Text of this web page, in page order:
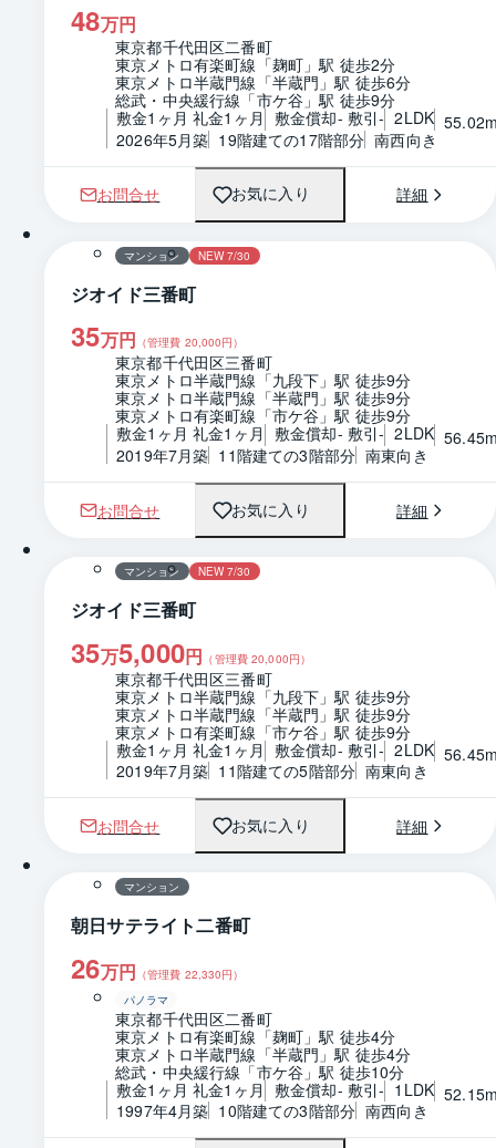
48万円
東京都千代田区二番町
東京メトロ有楽町線「麹町」駅 徒歩2分
東京メトロ半蔵門線「半蔵門」駅 徒歩6分
総武・中央緩行線「市ケ谷」駅 徒歩9分
敷金1ヶ月 礼金1ヶ月 敷金償却- 敷引- 2LDK
2026年5月築 19階建ての17階部分 南西向き
お問合せ お気に入り 詳細
1 / 0 間取り
マンション NEW 7/30
ジオイド三番町
35万円 （管理費 20,000円）
東京都千代田区三番町
東京メトロ半蔵門線「九段下」駅 徒歩9分
東京メトロ半蔵門線「半蔵門」駅 徒歩9分
東京メトロ有楽町線「市ケ谷」駅 徒歩9分
敷金1ヶ月 礼金1ヶ月 敷金償却- 敷引- 2LDK
2019年7月築 11階建ての3階部分 南東向き
お問合せ お気に入り 詳細
1 / 0 間取り
マンション NEW 7/30
ジオイド三番町
35万5,000円 （管理費20,000円）
東京都千代田区三番町
東京メトロ半蔵門線「九段下」駅 徒歩9分
東京メトロ半蔵門線「半蔵門」駅 徒歩9分
東京メトロ有楽町線「市ケ谷」駅 徒歩9分
敷金1ヶ月 礼金1ヶ月 敷金償却- 敷引- 2LDK
2019年7月築 11階建ての5階部分 南東向き
お問合せ お気に入り 詳細
1 / 0 間取り
マンション
朝日サテライト二番町
26万円 （管理費 22,330円）
パノラマ
東京都千代田区二番町
東京メトロ有楽町線「麹町」駅 徒歩4分
東京メトロ半蔵門線「半蔵門」駅 徒歩4分
総武・中央緩行線「市ケ谷」駅 徒歩10分
敷金1ヶ月 礼金1ヶ月 敷金償却- 敷引- 1LDK
1997年4月築 10階建ての3階部分 南西向き